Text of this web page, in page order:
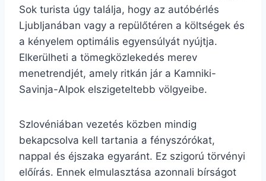
Sok turista úgy találja, hogy az autóbérlés
Ljubljanában vagy a repülőtéren a költségek és
a kényelem optimális egyensúlyát nyújtja.
Elkerülheti a tömegközlekedés merev
menetrendjét, amely ritkán jár a Kamniki-
Savinja-Alpok elszigeteltebb völgyeibe.
Szlovéniában vezetés közben mindig
bekapcsolva kell tartania a fényszórókat,
nappal és éjszaka egyaránt. Ez szigorú törvényi
előírás. Ennek elmulasztása azonnali bírságot